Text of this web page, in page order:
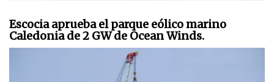
Escocia aprueba el parque eólico marino
Caledonia de 2 GW de Ocean Winds.